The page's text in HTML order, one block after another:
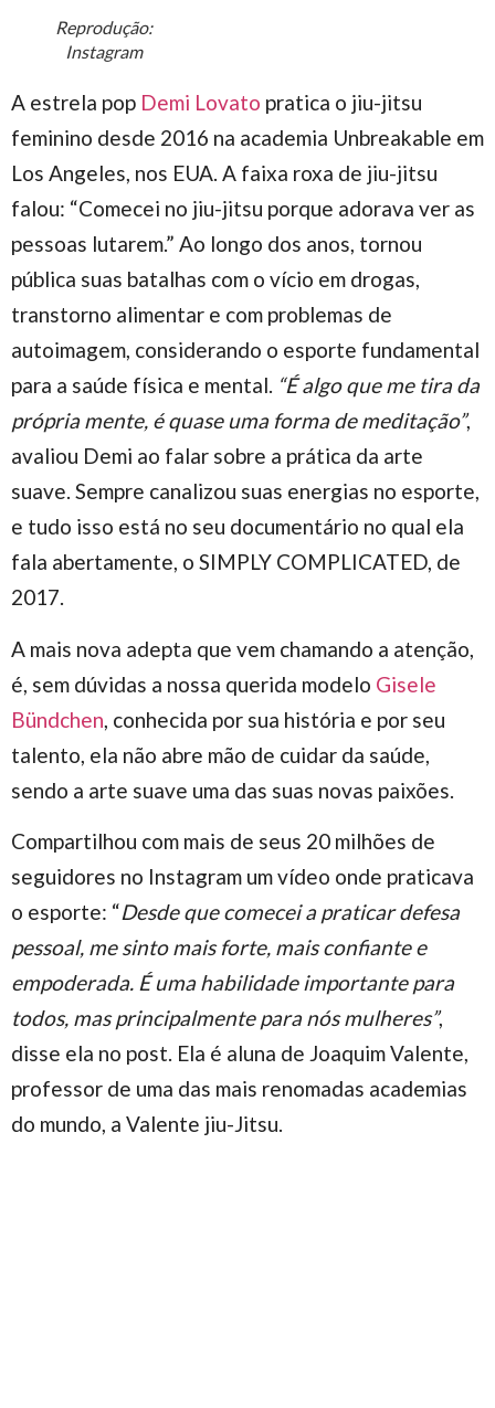
Reprodução:
Instagram
A estrela pop Demi Lovato pratica o jiu-jitsu
feminino desde 2016 na academia Unbreakable em
Los Angeles, nos EUA. A faixa roxa de jiu-jitsu
falou: “Comecei no jiu-jitsu porque adorava ver as
pessoas lutarem.” Ao longo dos anos, tornou
pública suas batalhas com o vício em drogas,
transtorno alimentar e com problemas de
autoimagem, considerando o esporte fundamental
para a saúde física e mental. “É algo que me tira da
própria mente, é quase uma forma de meditação”,
avaliou Demi ao falar sobre a prática da arte
suave. Sempre canalizou suas energias no esporte,
e tudo isso está no seu documentário no qual ela
fala abertamente, o SIMPLY COMPLICATED, de
2017.
A mais nova adepta que vem chamando a atenção,
é, sem dúvidas a nossa querida modelo Gisele
Bündchen, conhecida por sua história e por seu
talento, ela não abre mão de cuidar da saúde,
sendo a arte suave uma das suas novas paixões.
Compartilhou com mais de seus 20 milhões de
seguidores no Instagram um vídeo onde praticava
o esporte: “Desde que comecei a praticar defesa
pessoal, me sinto mais forte, mais confiante e
empoderada. É uma habilidade importante para
todos, mas principalmente para nós mulheres”,
disse ela no post. Ela é aluna de Joaquim Valente,
professor de uma das mais renomadas academias
do mundo, a Valente jiu-Jitsu.